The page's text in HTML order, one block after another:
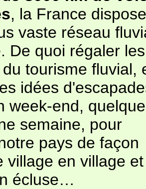
, la France
vaste réseau
De quoi régaler les
tourisme fluvial,
idées
week-end,
semaine, pour
pays de façon
village en village et
écluse…